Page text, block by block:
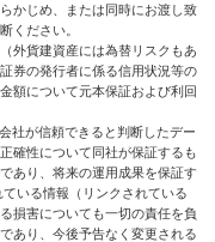
かじめ、または同時にお渡し致
ください。
外貨建資産には為替リスクもあ
券の発行者に係る信用状況等の
額について元本保証および利回
社が信頼できると判断したデー
確性について同社が保証するも
あり、将来の運用成果を保証す
いる情報（リンクされている
損害についても一切の責任を負
あり、今後予告なく変更される